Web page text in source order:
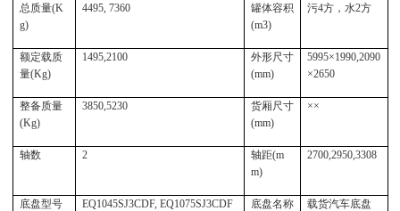
总质量(K
g)
4495, 7360
罐体容积
(m3)
污4方，水2方
额定载质
量(Kg)
1495, 2100
外形尺寸
(mm)
5995×1990,2090
×2650
整备质量
(Kg)
3850,5230
货厢尺寸
(mm)
××
轴数 2
轴距(m
m)
2700,2950,3308
底盘型号 EQ1045SJ3CDF, EQ1075SJ3CDF 底盘名称
载货汽车底盘